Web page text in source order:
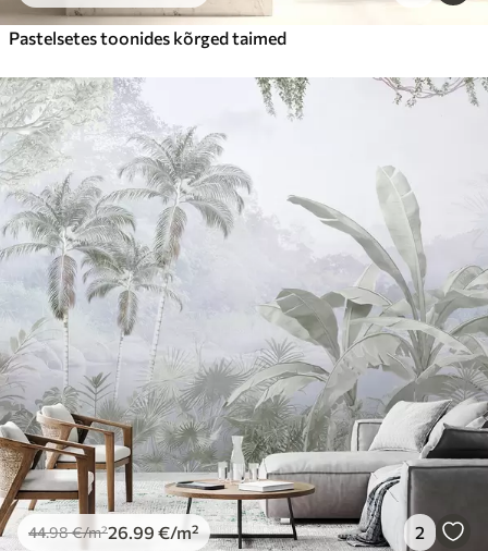
Pastelsetes toonides kõrged taimed
44.98€/m²26 .99 €/m² 2